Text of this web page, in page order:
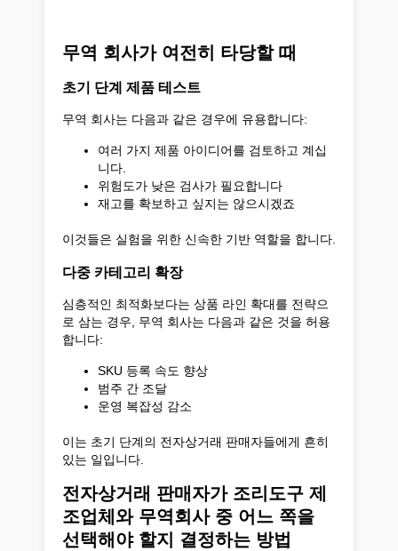
무역 회사가 여전히 타당할 때
초기 단계 제품 테스트
무역 회사는 다음과 같은 경우에 유용합니다:
여러 가지 제품 아이디어를 검토하고 계십
니다.
위험도가 낮은 검사가 필요합니다
재고를 확보하고 싶지는 않으시겠죠
이것들은 실험을 위한 신속한 기반 역할을 합니다.
다중 카테고리 확장
심층적인 최적화보다는 상품 라인 확대를 전략으
로 삼는 경우, 무역 회사는 다음과 같은 것을 허용
합니다:
SKU 등록 속도 향상
범주 간 조달
운영 복잡성 감소
이는 초기 단계의 전자상거래 판매자들에게 흔히
있는 일입니다.
전자상거래 판매자가 조리도구 제
조업체와 무역회사 중 어느 쪽을
선택해야 할지 결정하는 방법